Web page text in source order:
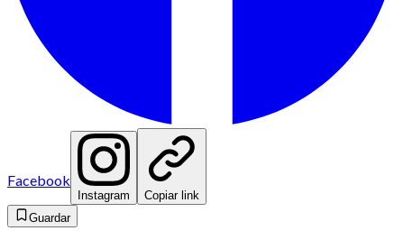
Facebook
Instagram
Copiar link
Guardar